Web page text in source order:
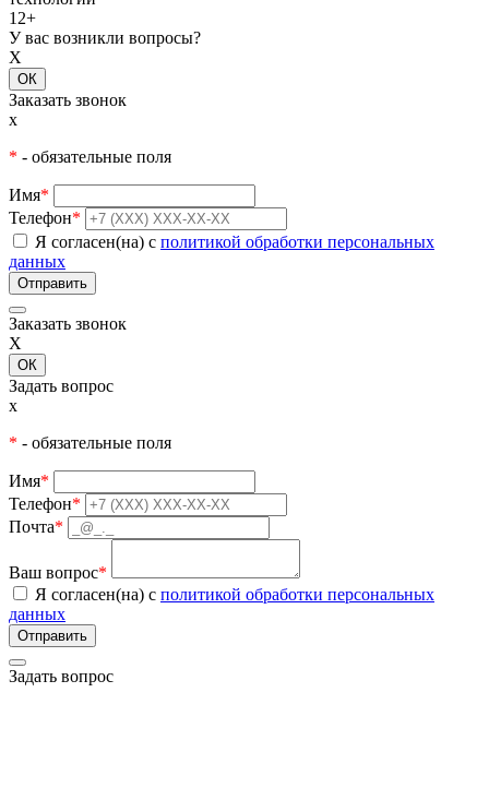
12+
У вас возникли вопросы?
X
ОК
Заказать звонок
x
* - обязательные поля
Имя*
Телефон*
Я согласен(на) с политикой обработки персональных
данных
Заказать звонок
X
ОК
Задать вопрос
x
* - обязательные поля
Имя*
Телефон*
Почта*
Ваш вопрос*
Я согласен(на) с политикой обработки персональных
данных
Задать вопрос